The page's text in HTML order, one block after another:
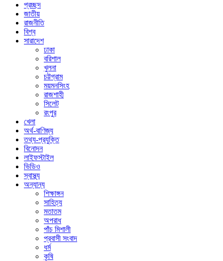
প্রচ্ছদ
জাতীয়
রাজনীতি
বিশ্ব
সারাদেশ
ঢাকা
বরিশাল
খুলনা
চট্টগ্রাম
ময়মনসিংহ
রাজশাহী
সিলেট
রংপুর
খেলা
অর্থ-বাণিজ্য
তথ্য-প্রযুক্তি
বিনোদন
লাইফস্টাইল
ভিডিও
স্বাস্থ্য
অন্যান্য
শিক্ষাঙ্গন
সাহিত্য
মতাতম
অপরাধ
পাঁচ মিশালী
প্রবাসী সংবাদ
ধর্ম
কৃষি